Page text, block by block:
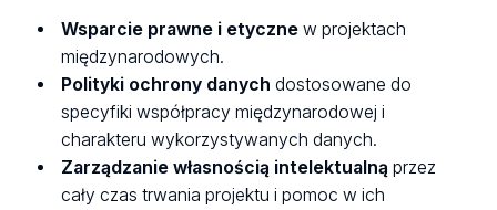
Wsparcie prawne i etyczne w projektach
międzynarodowych.
Polityki ochrony danych dostosowane do
specyfiki współpracy międzynarodowej i
charakteru wykorzystywanych danych.
Zarządzanie własnością intelektualnąprzez
cały czas trwania projektu i pomoc w ich